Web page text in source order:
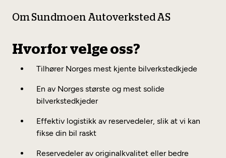
Om Sundmoen Autoverksted AS
Hvorfor velge oss?
Tilhører Norges mest kjente bilverkstedkjede
En av Norges største og mest solide
bilverkstedkjeder
Effektiv logistikk av reservedeler, slik at vi kan
fikse din bil raskt
Reservedeler av originalkvalitet eller bedre